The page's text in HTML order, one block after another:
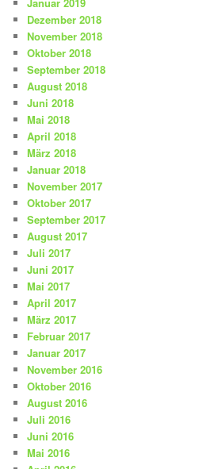
Dezember 2018
November 2018
Oktober 2018
September 2018
August 2018
Juni 2018
Mai 2018
April 2018
März 2018
Januar 2018
November 2017
Oktober 2017
September 2017
August 2017
Juli 2017
Juni 2017
Mai 2017
April 2017
März 2017
Februar 2017
Januar 2017
November 2016
Oktober 2016
August 2016
Juli 2016
Juni 2016
Mai 2016